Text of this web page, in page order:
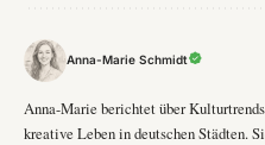
Anna-Marie Schmidt
Anna-Marie berichtet über
kreative Leben in deutschen Städten.